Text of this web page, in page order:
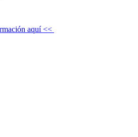
aquí <<